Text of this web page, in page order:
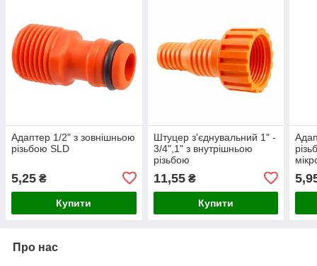
Адаптер 1/2" з зовнішньою
різьбою SLD
5,25 ₴
Купити
Штуцер з'єднувальний 1" -
3/4",1" з внутрішньою
різьбою
11,55₴
Купити
Про нас